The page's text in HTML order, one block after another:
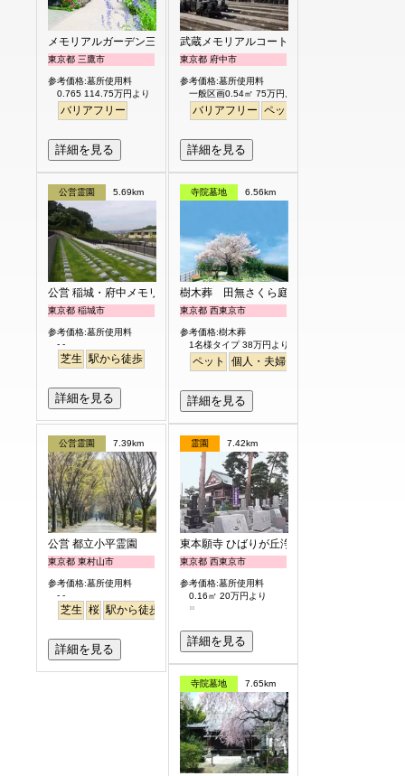
メモリアルガーデン三鷹
東京都 三鷹市
参考価格:墓所使用料
0.765 114.75万円より
バリアフリー
詳細を見る
武蔵メモリアルコート
東京都 府中市
参考価格:墓所使用料
一般区画0.54㎡ 75万円より
バリアフリー ペット
詳細を見る
公営霊園 5.69km
公営 稲城・府中メモリアルパーク
東京都 稲城市
参考価格:墓所使用料
- -
芝生 駅から徒歩
詳細を見る
寺院墓地 6.56km
樹木葬 田無さくら庭園
東京都 西東京市
参考価格:樹木葬
1名様タイプ 38万円より
ペット 個人・夫婦
詳細を見る
公営霊園 7.39km
公営 都立小平霊園
東京都 東村山市
参考価格:墓所使用料
- -
芝生 桜 駅から徒歩 駅から徒歩
詳細を見る
霊園 7.42km
東本願寺 ひばりが丘浄苑
東京都 西東京市
参考価格:墓所使用料
0.16㎡ 20万円より
詳細を見る
寺院墓地 7.65km